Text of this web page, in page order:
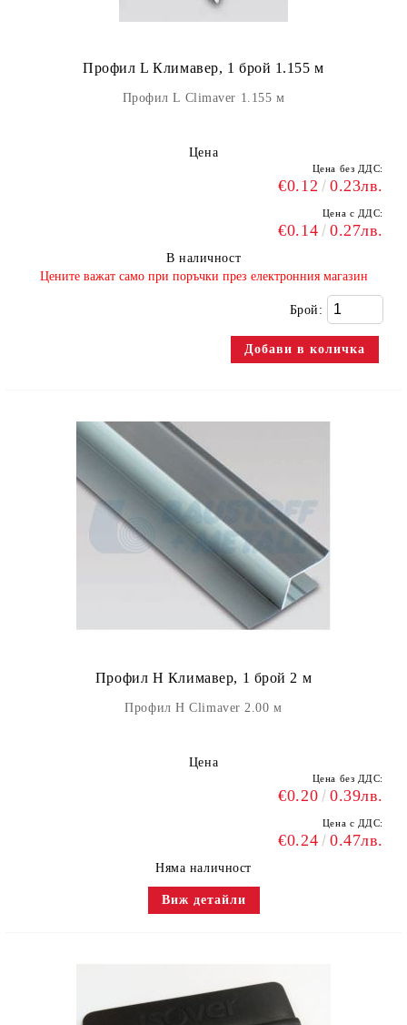
Профил L Климавер, 1 брой 1.155 м
Профил L Climaver 1.155 м
Цена
Цена без ДДС:
€0.12 0.23лв.
Цена с ДДС:
€0.14 0.27лв.
В наличност
​Цените важат само при поръчки през електронния магазин
Брой:
Профил Н Климавер, 1 брой 2 м
Профил Н Climaver 2.00 м
Цена
Цена без ДДС:
€0.20 0.39лв.
Цена с ДДС:
€0.24 0.47лв.
Няма наличност
Виж детайли